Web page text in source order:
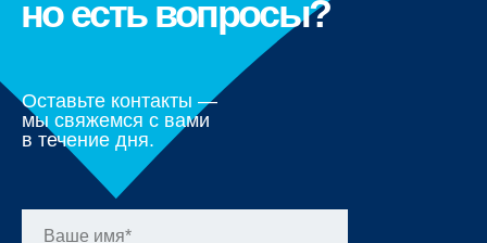
но есть вопросы?
Оставьте контакты —
мы свяжемся с вами
в течение дня.